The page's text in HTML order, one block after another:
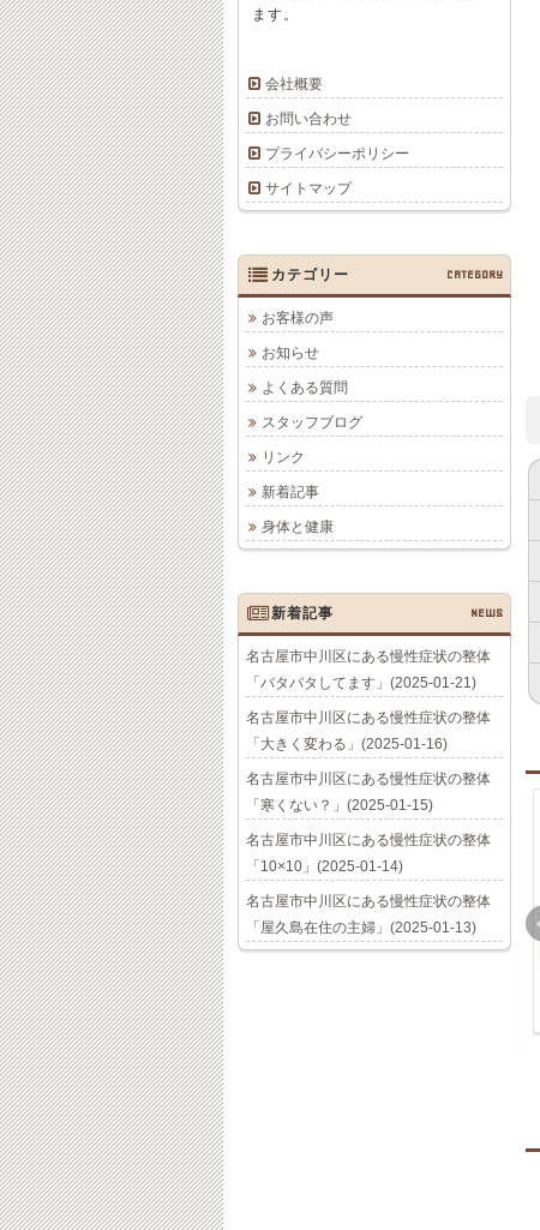
る
言
07-03
名古屋市中川区の名古
屋整体院 「かぶきも
ん祭り」
2014-08-30 2017-12-27
名古屋市中川区にある
体
名古屋市中川区の整体
ます。
会社概要
お問い合わせ
プライバシーポリシー
サイトマップ
カテゴリー CATEGORY
お客様の声
お知らせ
よくある質問
スタッフブログ
リンク
新着記事
身体と健康
新着記事 NEWS
名古屋市中川区にある慢性症状の整体
「バタバタしてます」(2025-01-21)
名古屋市中川区にある慢性症状の整体
「大きく変わる」(2025-01-16)
名古屋市中川区にある慢性症状の整体
「寒くない？」(2025-01-15)
名古屋市中川区にある慢性症状の整体
「10×10」(2025-01-14)
名古屋市中川区にある慢性症状の整体
「屋久島在住の主婦」(2025-01-13)